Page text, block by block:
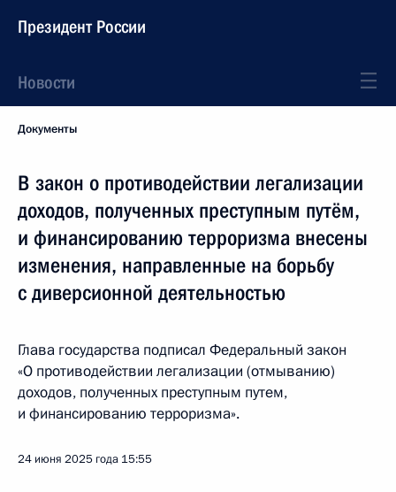
Президент России
Новости
Документы
В закон о противодействии легализации
доходов, полученных преступным путём,
и финансированию терроризма внесены
изменения, направленные на борьбу
с диверсионной деятельностью
Глава государства подписал Федеральный закон
«О противодействии легализации (отмыванию)
доходов, полученных преступным путем,
и финансированию терроризма».
24 июня 2025 года 15:55